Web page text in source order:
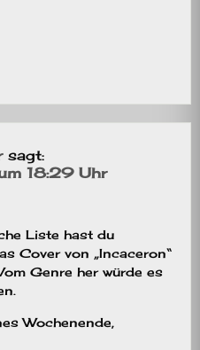
sagt:
18:29 Uhr
Liste hast du
Cover von „Incaceron“
Genre her würde es
Wochenende,